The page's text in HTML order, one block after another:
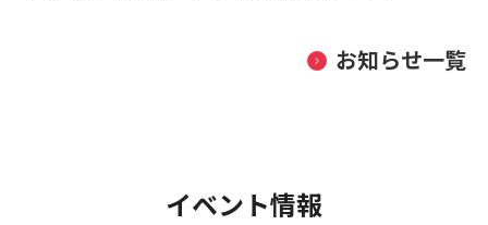
お知らせ一覧
イベント情報